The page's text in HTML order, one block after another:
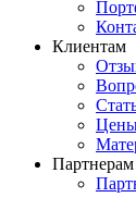
Клиентам
Партнерам